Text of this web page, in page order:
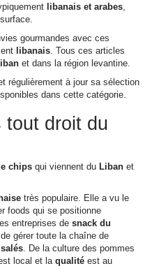
libanais et arabes
gourmandes avec ces
libanais . Tous ces articles
et dans la région levantine
régulièrement à jour sa sélection
dans cette catégorie.
tout droit du
chips qui viennent du Liban et
très populaire. Elle a vu le
foods qui se positionne
entreprises de snack du
gérer toute la chaîne de
. De la culture des pommes
local et la qualité est au